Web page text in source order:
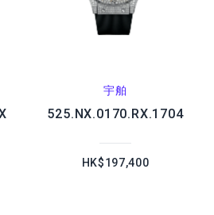
宇舶
525.NX.0170.RX.1704
HK$197,400